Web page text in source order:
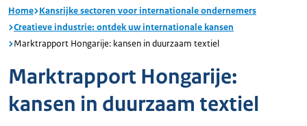
Home Kansrijke sectoren voor internationale ondernemers
Creatieve industrie: ontdek uw internationale kansen
Marktrapport Hongarije: kansen in duurzaam textiel
Marktrapport Hongarije:
kansen in duurzaam textiel